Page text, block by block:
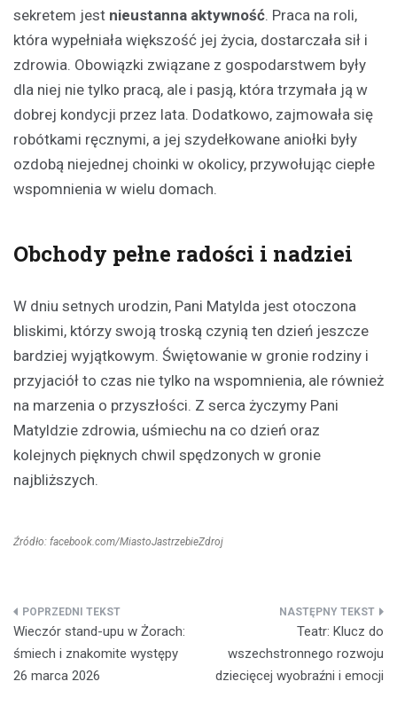
sekretem jest nieustanna aktywność. Praca na roli,
która wypełniała większość jej życia, dostarczała sił i
zdrowia. Obowiązki związane z gospodarstwem były
dla niej nie tylko pracą, ale i pasją, która trzymała ją w
dobrej kondycji przez lata. Dodatkowo, zajmowała się
robótkami ręcznymi, a jej szydełkowane aniołki były
ozdobą niejednej choinki w okolicy, przywołując ciepłe
wspomnienia w wielu domach.
Obchody pełne radości i nadziei
W dniu setnych urodzin, Pani Matylda jest otoczona
bliskimi, którzy swoją troską czynią ten dzień jeszcze
bardziej wyjątkowym. Świętowanie w gronie rodziny i
przyjaciół to czas nie tylko na wspomnienia, ale również
na marzenia o przyszłości. Z serca życzymy Pani
Matyldzie zdrowia, uśmiechu na co dzień oraz
kolejnych pięknych chwil spędzonych w gronie
najbliższych.
Źródło: facebook.com/MiastoJastrzebieZdroj
Nawigacja
wpisu
Wieczór stand-upu w Żorach:
śmiech i znakomite występy
26 marca 2026
Teatr: Klucz do
wszechstronnego rozwoju
dziecięcej wyobraźni i emocji